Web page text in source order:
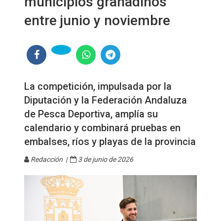
entre junio y noviembre
La competición, impulsada por la
Diputación y la Federación Andaluza
de Pesca Deportiva, amplía su
calendario y combinará pruebas en
embalses, ríos y playas de la provincia
Redacción | 3 de junio de 2026